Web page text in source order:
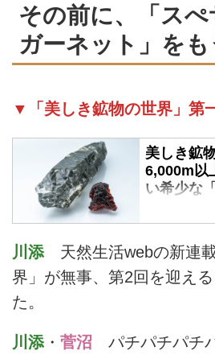
その前に、「ス
ガーネット」を
▼「美しき鉱物の世界」第
美しき鉱
6,000m以
い希少な
と、幾何
「ガーネ
web
美しき鉱物
い……。天
代表的な鉱
川添 天然生活webの新連
界」が無事、第2回を迎え
た。
川添 ・ 菅沼 パチパチパチ